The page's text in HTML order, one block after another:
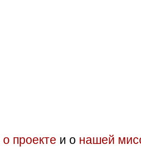
о проекте и о нашей